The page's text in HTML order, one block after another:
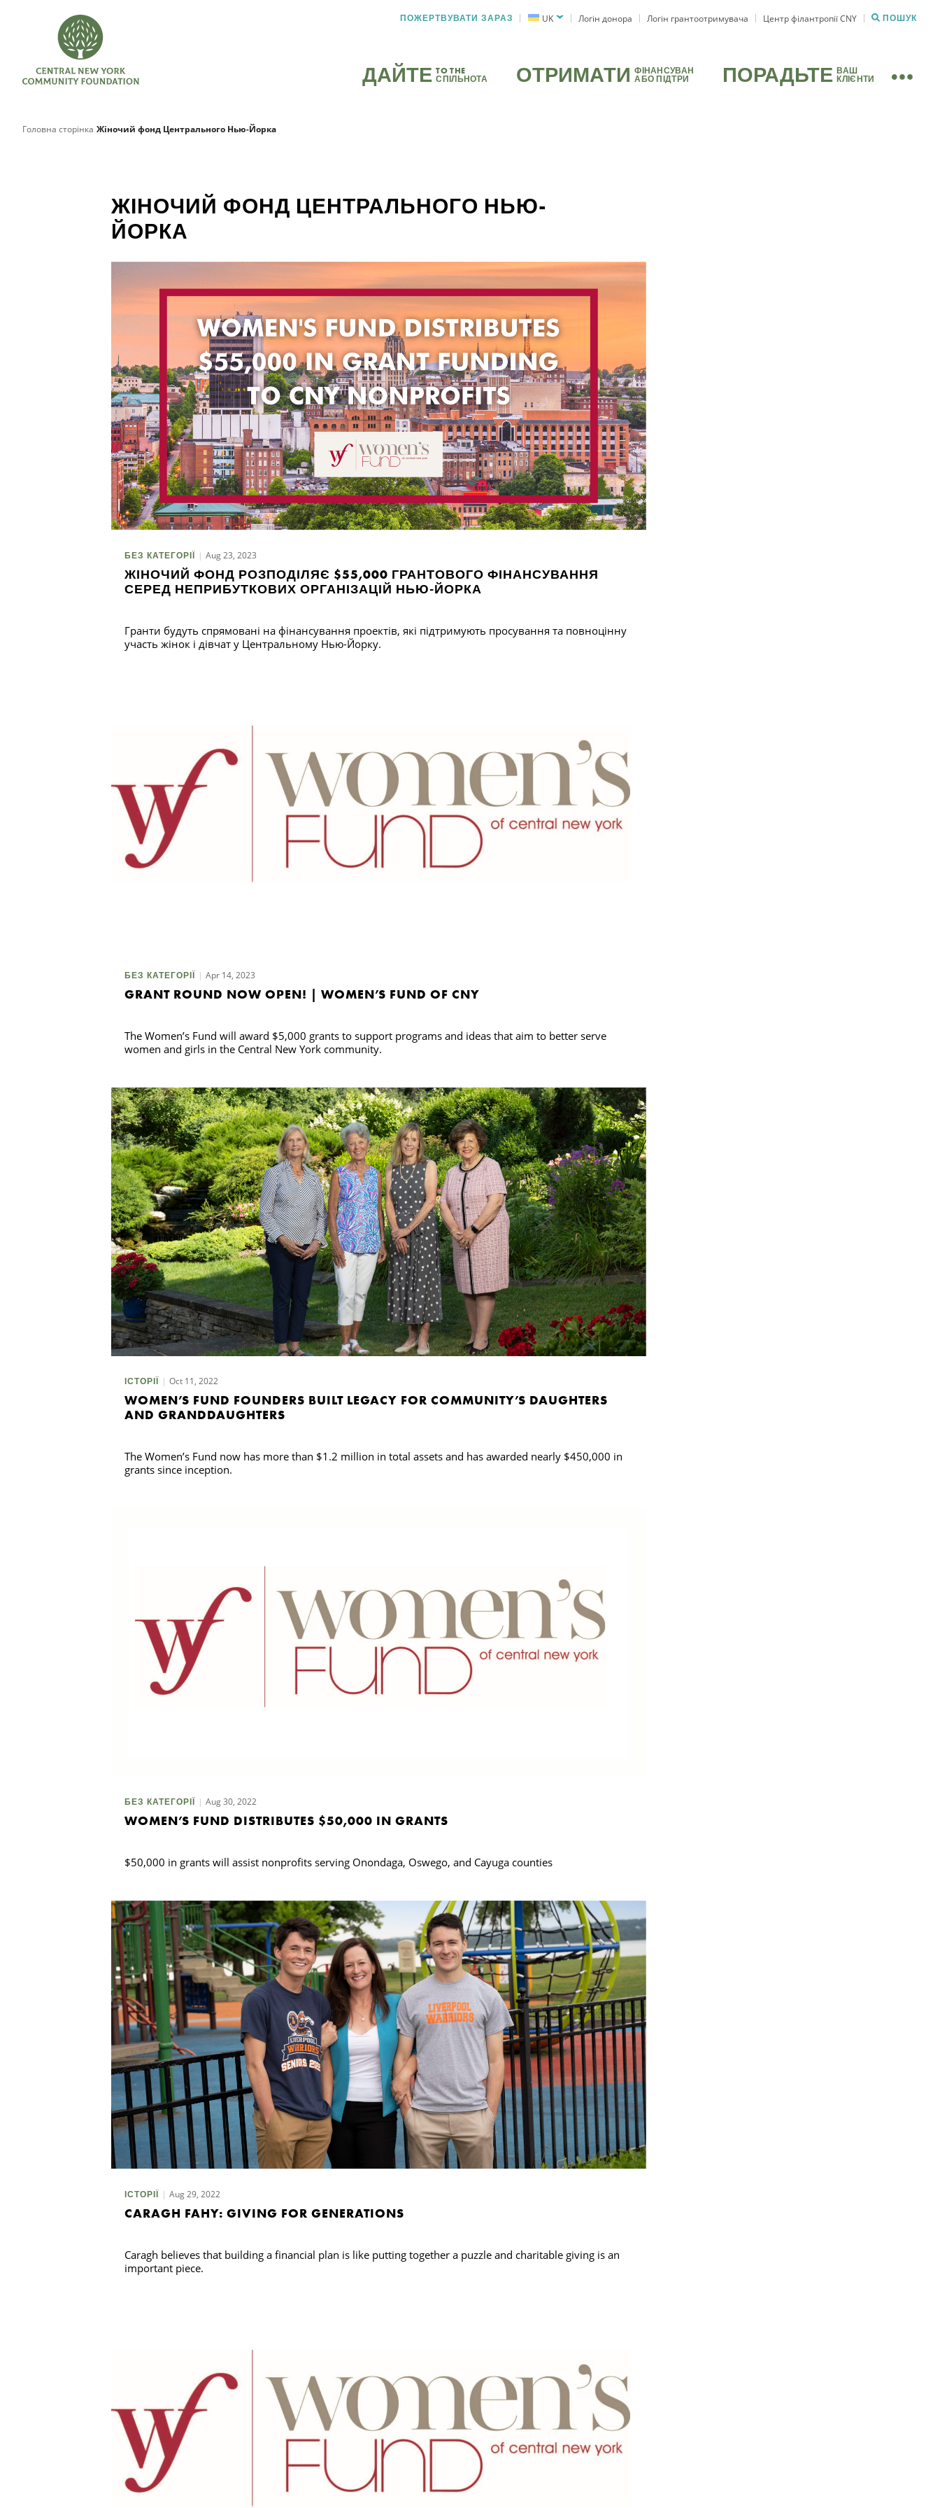
ПОЖЕРТВУВАТИ ЗАРАЗ UK Логін донора Логін грантоотримувача Центр філантропії CNY ПОШУК
ДАЙТЕ TO THE
СПІЛЬНОТА ОТРИМАТИ ФІНАНСУВАН
АБО ПІДТРИ ПОРАДЬТЕ ВАШ
КЛІЄНТИ
Головна сторінка Жіночий фонд Центрального Нью-Йорка
ЖІНОЧИЙ ФОНД ЦЕНТРАЛЬНОГО НЬЮ-
ЙОРКА
БЕЗ КАТЕГОРІЇ Aug 23, 2023
ЖІНОЧИЙ ФОНД РОЗПОДІЛЯЄ $55,000 ГРАНТОВОГО ФІНАНСУВАННЯ
СЕРЕД НЕПРИБУТКОВИХ ОРГАНІЗАЦІЙ НЬЮ-ЙОРКА
Гранти будуть спрямовані на фінансування проектів, які підтримують просування та повноцінну
участь жінок і дівчат у Центральному Нью-Йорку.
БЕЗ КАТЕГОРІЇ Apr 14, 2023
GRANT ROUND NOW OPEN! | WOMEN’S FUND OF CNY
The Women’s Fund will award $5,000 grants to support programs and ideas that aim to better serve
women and girls in the Central New York community.
ІСТОРІЇ Oct 11, 2022
WOMEN’S FUND FOUNDERS BUILT LEGACY FOR COMMUNITY’S DAUGHTERS
AND GRANDDAUGHTERS
The Women’s Fund now has more than $1.2 million in total assets and has awarded nearly $450,000 in
grants since inception.
БЕЗ КАТЕГОРІЇ Aug 30, 2022
WOMEN’S FUND DISTRIBUTES $50,000 IN GRANTS
$50,000 in grants will assist nonprofits serving Onondaga, Oswego, and Cayuga counties
ІСТОРІЇ Aug 29, 2022
CARAGH FAHY: GIVING FOR GENERATIONS
Caragh believes that building a financial plan is like putting together a puzzle and charitable giving is an
important piece.